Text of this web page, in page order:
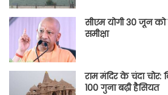
सीएम योगी 30 जून
समीक्षा
राम मंदिर के चंदा चोर:
100 गुना बढ़ी हैसियत